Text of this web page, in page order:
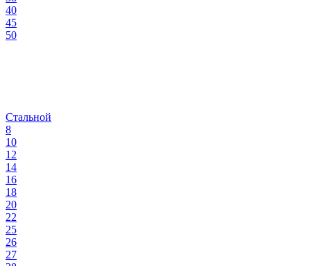
40
45
50
Стальной
8
10
12
14
16
18
20
22
25
26
27